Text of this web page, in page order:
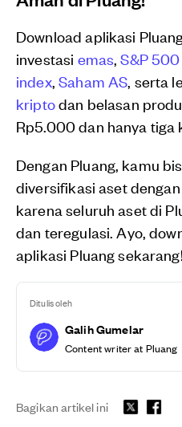
Download aplikasi
investasi emas ,S&P
index,Saham AS , serta
kriptodan belasan
Rp5.000 dan hanya tiga
Dengan Pluang, kamu
diversifikasi aset
karena seluruh aset di
dan teregulasi. Ayo,
aplikasi Pluang sekarang!
Ditulis oleh
Galih Gumelar
Content writer at Pluang
Bagikan artikel ini